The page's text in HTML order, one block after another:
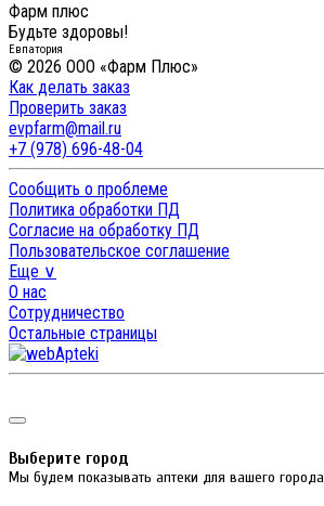
Фарм плюс
Будьте здоровы!
Евпатория
© 2026 ООО «Фарм Плюс»
Как делать заказ
Проверить заказ
evpfarm@mail.ru
+7 (978) 696-48-04
Сообщить о проблеме
Политика обработки ПД
Согласие на обработку ПД
Пользовательское соглашение
Еще ∨
О нас
Сотрудничество
Остальные страницы
Выберите город
Мы будем показывать аптеки для вашего города